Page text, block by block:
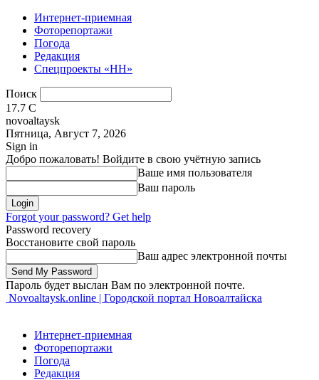
Интернет-приемная
Фоторепортажи
Погода
Редакция
Спецпроекты «НН»
Поиск
17.7 C
novoaltaysk
Пятница, Август 7, 2026
Sign in
Добро пожаловать! Войдите в свою учётную запись
Ваше имя пользователя
Ваш пароль
Forgot your password? Get help
Password recovery
Восстановите свой пароль
Ваш адрес электронной почты
Пароль будет выслан Вам по электронной почте.
Novoaltaysk.online | Городской портал Новоалтайска
Интернет-приемная
Фоторепортажи
Погода
Редакция